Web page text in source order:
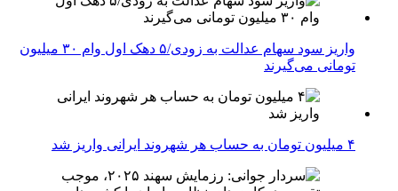
واریز سود سهام عدالت به زودی/۵ دهک اول وام ۳۰ میلیون
تومانی می‌گیرند
۴ میلیون تومان به حساب هر شهروند ایرانی واریز شد